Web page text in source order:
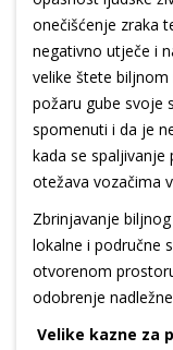
onečišćenje zraka
negativno utječe i
velike štete
požaru gube svoje
spomenuti i da je
kada se
otežava vozačima
Zbrinjavanje
lokalne i područne
otvorenom
odobrenje
Velike kazne za